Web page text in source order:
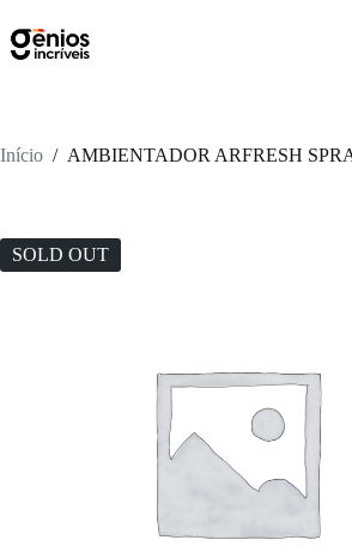
Início / AMBIENTADOR ARFRESH
SOLD OUT